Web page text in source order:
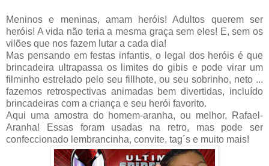
Meninos e meninas, amam heróis! Adultos querem ser
heróis! A vida não teria a mesma graça sem eles! E, sem os
vilões que nos fazem lutar a cada dia!
Mas pensando em festas infantis, o legal dos heróis é que
brincadeira ultrapassa os limites do gibis e pode virar um
filminho estrelado pelo seu fillhote, ou seu sobrinho, neto ...
fazemos retrospectivas animadas bem divertidas, incluído
brincadeiras com a criança e seu herói favorito.
Aqui uma amostra do homem-aranha, ou melhor, Rafael-
Aranha! Essas foram usadas na retro, mas pode ser
confeccionado lembrancinha, convite, tag´s e muito mais!